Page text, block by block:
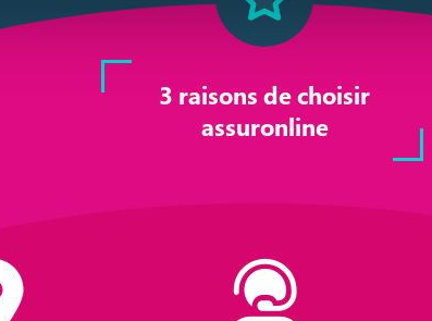
3 raisons de choisir
assuronline